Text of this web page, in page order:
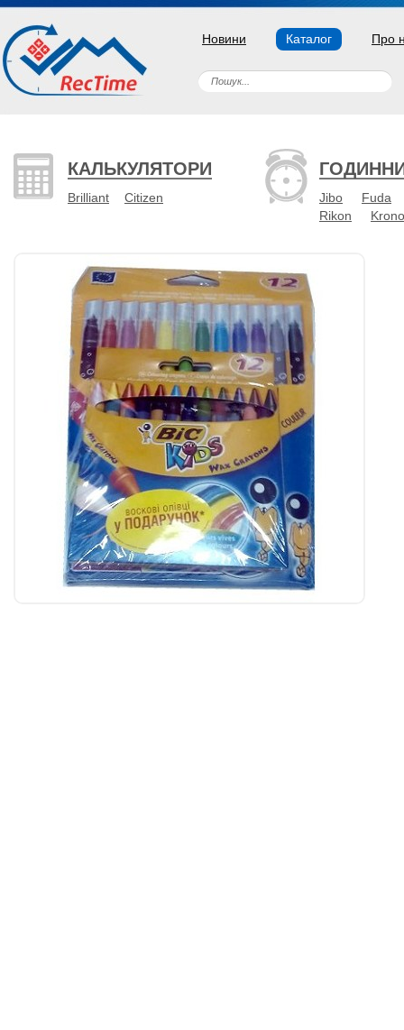
Новини Каталог Про
КАЛЬКУЛЯТОРИ
Brilliant Citizen Jibo
Fuda
Rikon